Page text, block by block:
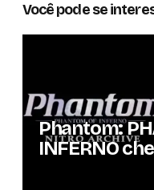
Você pode se
Phantom:
INFERNO
setembro